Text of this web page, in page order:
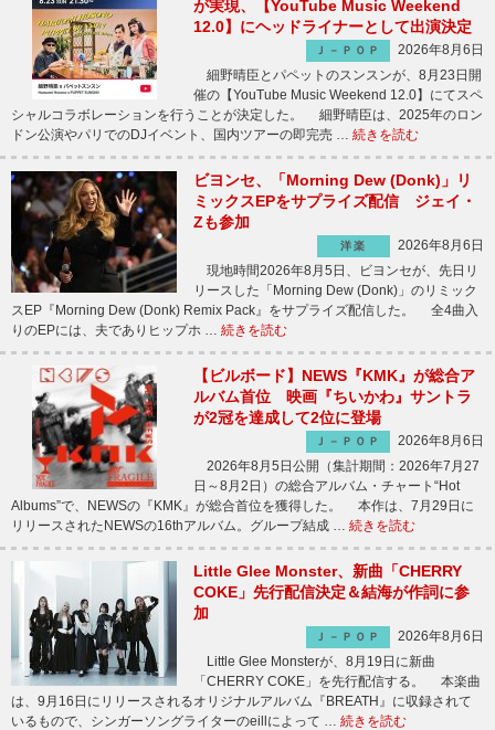
が実現、【YouTube Music Weekend
12.0】にヘッドライナーとして出演決定
Ｊ－ＰＯＰ
2026年8月6日
細野晴臣とパペットのスンスンが、8月23日開
催の【YouTube Music Weekend 12.0】にてスペ
シャルコラボレーションを行うことが決定した。 細野晴臣は、2025年のロン
ドン公演やパリでのDJイベント、国内ツアーの即完売 … 続きを読む
ビヨンセ、「Morning Dew (Donk)」リ
ミックスEPをサプライズ配信 ジェイ・
Zも参加
洋楽
2026年8月6日
現地時間2026年8月5日、ビヨンセが、先日リ
リースした「Morning Dew (Donk)」のリミック
スEP『Morning Dew (Donk) Remix Pack』をサプライズ配信した。 全4曲入
りのEPには、夫でありヒップホ … 続きを読む
【ビルボード】NEWS『KMK』が総合ア
ルバム首位 映画『ちいかわ』サントラ
が2冠を達成して2位に登場
Ｊ－ＰＯＰ
2026年8月6日
2026年8月5日公開（集計期間：2026年7月27
日～8月2日）の総合アルバム・チャート“Hot
Albums”で、NEWSの『KMK』が総合首位を獲得した。 本作は、7月29日に
リリースされたNEWSの16thアルバム。グループ結成 … 続きを読む
Little Glee Monster、新曲「CHERRY
COKE」先行配信決定＆結海が作詞に参
加
Ｊ－ＰＯＰ
2026年8月6日
Little Glee Monsterが、8月19日に新曲
「CHERRY COKE」を先行配信する。 本楽曲
は、9月16日にリリースされるオリジナルアルバム『BREATH』に収録されて
いるもので、シンガーソングライターのeillによって … 続きを読む